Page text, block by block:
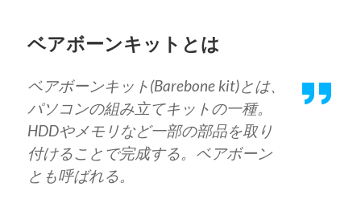
ベアボーンキットとは
ベアボーンキット(Barebone kit)とは、
パソコンの組み立てキットの一種。
HDDやメモリなど一部の部品を取り
付けることで完成する。ベアボーン
とも呼ばれる。